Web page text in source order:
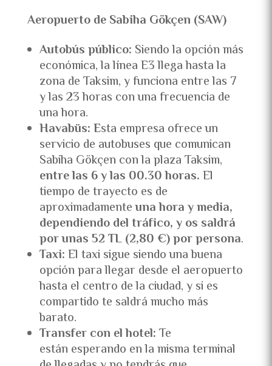
Aeropuerto de Sabiha Gökçen (SAW)
Autobús público: Siendo la opción más
económica, la línea E3 llega hasta la
zona de Taksim, y funciona entre las 7
y las 23 horas con una frecuencia de
una hora.
Havabüs: Esta empresa ofrece un
servicio de autobuses que comunican
Sabiha Gökçen con la plaza Taksim,
entre las 6 y las 00.30 horas.El
tiempo de trayecto es de
aproximadamenteuna hora y media,
dependiendo del tráfico, y os saldrá
por unas 52 TL (2,80 €) por persona.
Taxi:El taxi sigue siendo una buena
opción para llegar desde el aeropuerto
hasta el centro de la ciudad, y si es
compartido te saldrá mucho más
barato.
Transfer con el hotel:Te
están esperando en la misma terminal